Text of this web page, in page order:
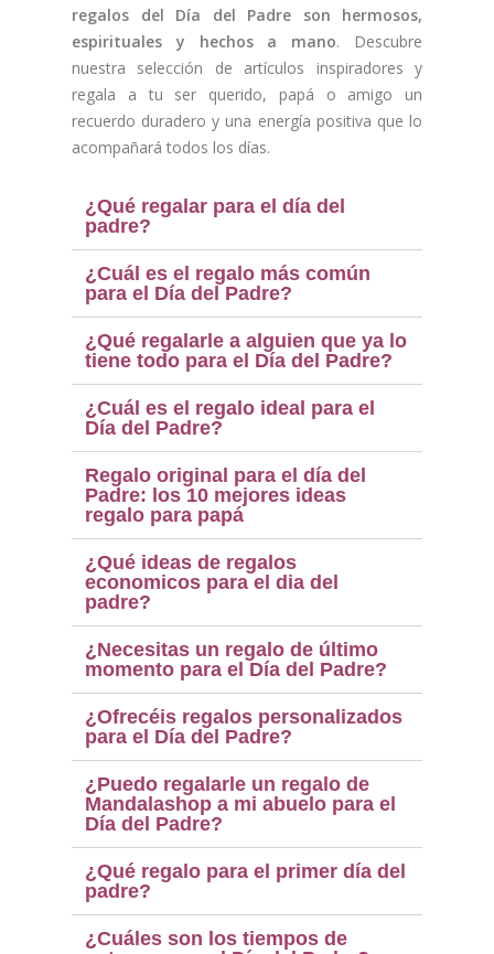
regalos del Día del Padre son hermosos,
espirituales y hechos a mano. Descubre
nuestra selección de artículos inspiradores y
regala a tu ser querido, papá o amigo un
recuerdo duradero y una energía positiva que lo
acompañará todos los días.
¿Qué regalar para el día del
padre?
¿Cuál es el regalo más común
para el Día del Padre?
¿Qué regalarle a alguien que ya lo
tiene todo para el Día del Padre?
¿Cuál es el regalo ideal para el
Día del Padre?
Regalo original para el día del
Padre: los 10 mejores ideas
regalo para papá
¿Qué ideas de regalos
economicos para el dia del
padre?
¿Necesitas un regalo de último
momento para el Día del Padre?
¿Ofrecéis regalos personalizados
para el Día del Padre?
¿Puedo regalarle un regalo de
Mandalashop a mi abuelo para el
Día del Padre?
¿Qué regalo para el primer día del
padre?
¿Cuáles son los tiempos de